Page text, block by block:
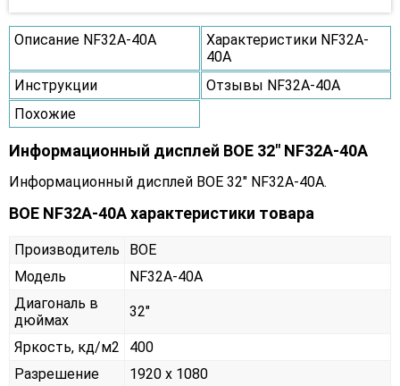
Описание NF32A-40A
Характеристики NF32A-
40A
Инструкции
Отзывы NF32A-40A
Похожие
Информационный дисплей BOE 32" NF32A-40A
Информационный дисплей BOE 32" NF32A-40A.
BOE NF32A-40A характеристики товара
Производитель
BOE
Модель
NF32A-40A
Диагональ в
дюймах
32"
Яркость, кд/м2
400
Разрешение
1920 x 1080